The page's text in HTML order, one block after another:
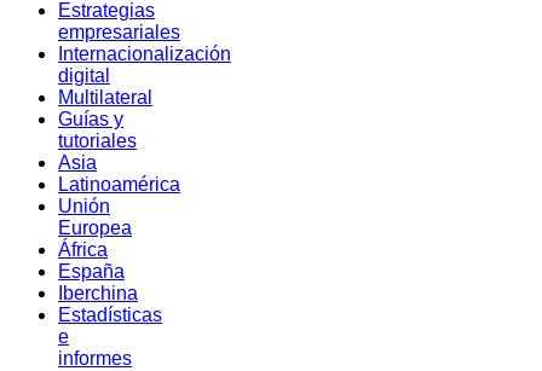
Estrategias
empresariales
Internacionalización
digital
Multilateral
Guías y
tutoriales
Asia
Latinoamérica
Unión
Europea
África
España
Iberchina
Estadísticas
e
informes